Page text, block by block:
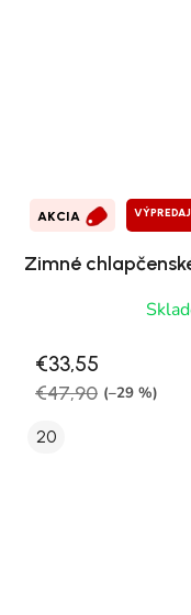
AKCIA VÝPREDAJ
Zimné
€33,55
€47,90 (–29 %)
20